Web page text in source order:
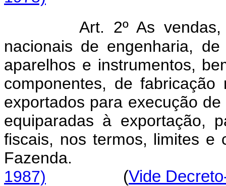
Art. 2º As
nacionais de engenharia,
aparelhos e instrumentos,
componentes, de
exportados para execução
equiparadas à exportação,
fiscais, nos termos, limites e
1987)
(Vide